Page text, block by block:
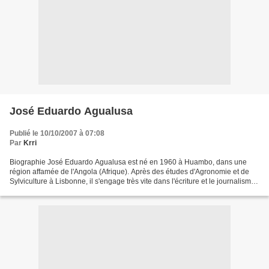
José Eduardo Agualusa
Publié le 10/10/2007 à 07:08
Par Krri
Biographie José Eduardo Agualusa est né en 1960 à Huambo, dans une
région affamée de l'Angola (Afrique). Après des études d'Agronomie et de
Sylviculture à Lisbonne, il s'engage très vite dans l'écriture et le journalisme.